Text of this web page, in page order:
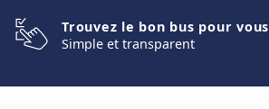
Trouvez le bon bus pour vous
Simple et transparent